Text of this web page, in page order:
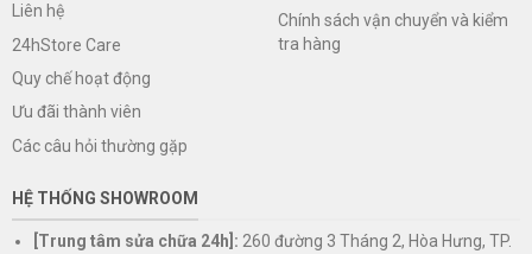
Liên hệ
24hStore Care
Quy chế hoạt động
Ưu đãi thành viên
Các câu hỏi thường gặp
Chính sách vận chuyển và kiểm
tra hàng
HỆ THỐNG SHOWROOM
[Trung tâm sửa chữa 24h]: 260 đường 3 Tháng 2, Hòa Hưng, TP.